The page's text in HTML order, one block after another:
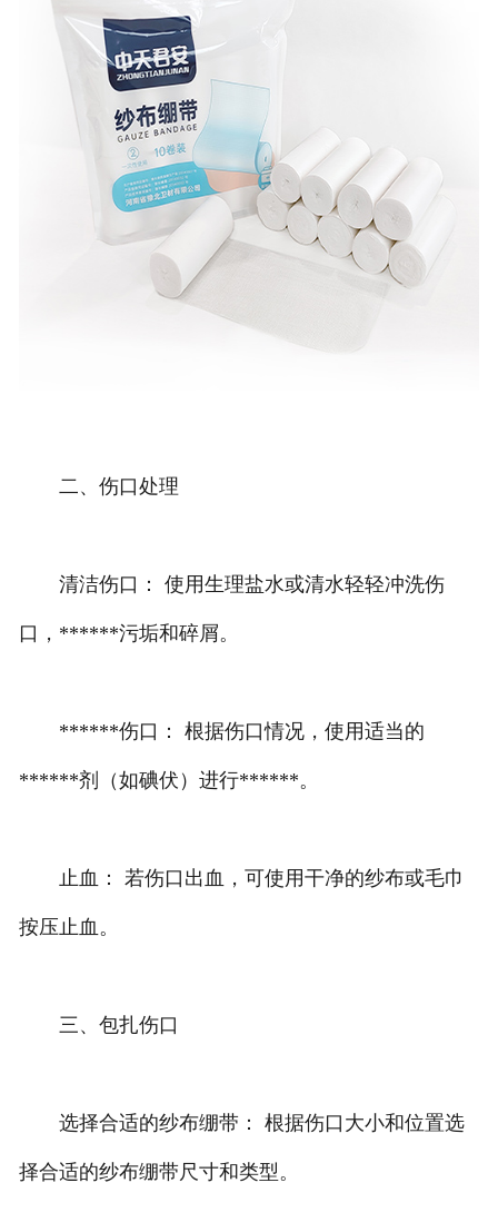
二、伤口处理
清洁伤口： 使用生理盐水或清水轻轻冲洗伤
口，******污垢和碎屑。
******伤口： 根据伤口情况，使用适当的
******剂（如碘伏）进行******。
止血： 若伤口出血，可使用干净的纱布或毛巾
按压止血。
三、包扎伤口
选择合适的纱布绷带： 根据伤口大小和位置选
择合适的纱布绷带尺寸和类型。